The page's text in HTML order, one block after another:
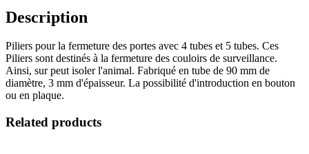
Description
Piliers pour la fermeture des portes avec 4 tubes et 5 tubes. Ces
Piliers sont destinés à la fermeture des couloirs de surveillance.
Ainsi, sur peut isoler l'animal. Fabriqué en tube de 90 mm de
diamètre, 3 mm d'épaisseur. La possibilité d'introduction en bouton
ou en plaque.
Related products